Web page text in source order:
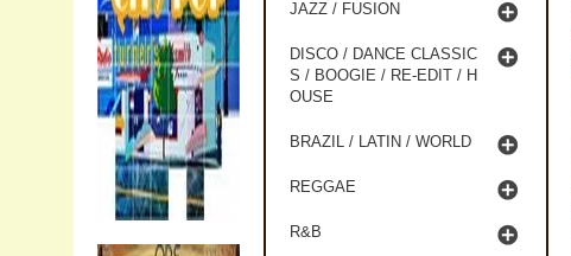
JAZZ / FUSION
DISCO / DANCE CLASSIC
S / BOOGIE / RE-EDIT / H
OUSE
BRAZIL / LATIN / WORLD
REGGAE
R&B